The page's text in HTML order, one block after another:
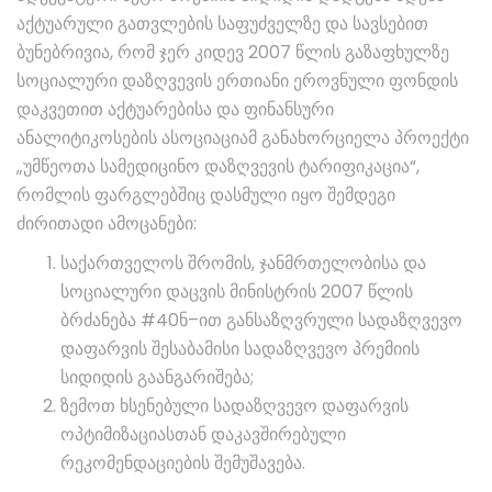
აქტუარული გათვლების საფუძველზე და სავსებით
ბუნებრივია, რომ ჯერ კიდევ 2007 წლის გაზაფხულზე
სოციალური დაზღვევის ერთიანი ეროვნული ფონდის
დაკვეთით აქტუარებისა და ფინანსური
ანალიტიკოსების ასოციაციამ განახორციელა პროექტი
„უმწეოთა სამედიცინო დაზღვევის ტარიფიკაცია“,
რომლის ფარგლებშიც დასმული იყო შემდეგი
ძირითადი ამოცანები:
საქართველოს შრომის, ჯანმრთელობისა და
სოციალური დაცვის მინისტრის 2007 წლის
ბრძანება #40ნ–ით განსაზღვრული სადაზღვევო
დაფარვის შესაბამისი სადაზღვევო პრემიის
სიდიდის გაანგარიშება;
ზემოთ ხსენებული სადაზღვევო დაფარვის
ოპტიმიზაციასთან დაკავშირებული
რეკომენდაციების შემუშავება.